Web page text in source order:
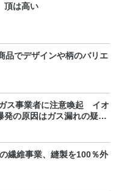
頂は高い
でデザインや柄のバリエ
ス事業者に注意喚起 イオ
発の原因はガス漏れの疑
繊維事業、縫製を100％外